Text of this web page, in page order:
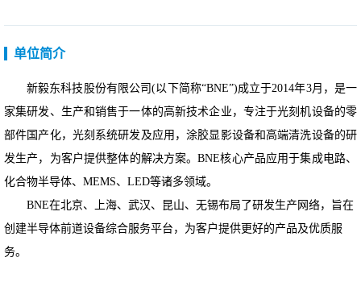
单位简介
新毅东科技 股份有限公司(以下简称“BNE”)成立于2014年3月，是一
家集研发、生产和销售于一体的高新技术企业，专注于光刻机设备的零
部件国产化，光刻系统研发及应用，涂胶显影设备和高端清洗设备的研
发生产，为客户提供整体的解决方案。BNE核心产品应用于集成电路、
化合物半导体、MEMS、LED等诸多领域。
BNE在北京、上海、武汉、昆山、无锡布局了研发生产网络，旨在
创建半导体前道设备综合服务平台，为客户提供更好的产品及优质服
务。